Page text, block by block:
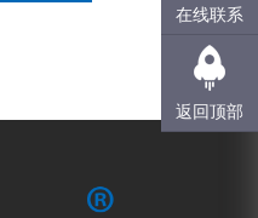
在线联系
返回顶部